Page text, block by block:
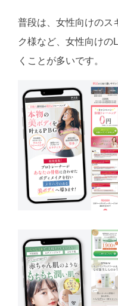
普段は、女性向けのス
ク様など、女性向けの
くことが多いです。